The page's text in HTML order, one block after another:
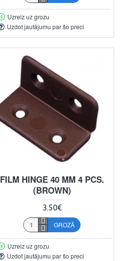
Uzreiz uz grozu
Uzdot jautājumu par šo preci
FILM HINGE 40 MM 4 PCS.
(BROWN)
3.50€
GROZĀ
Uzreiz uz grozu
Uzdot jautājumu par šo preci